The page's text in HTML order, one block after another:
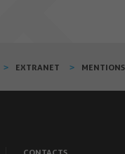
EXTRANET